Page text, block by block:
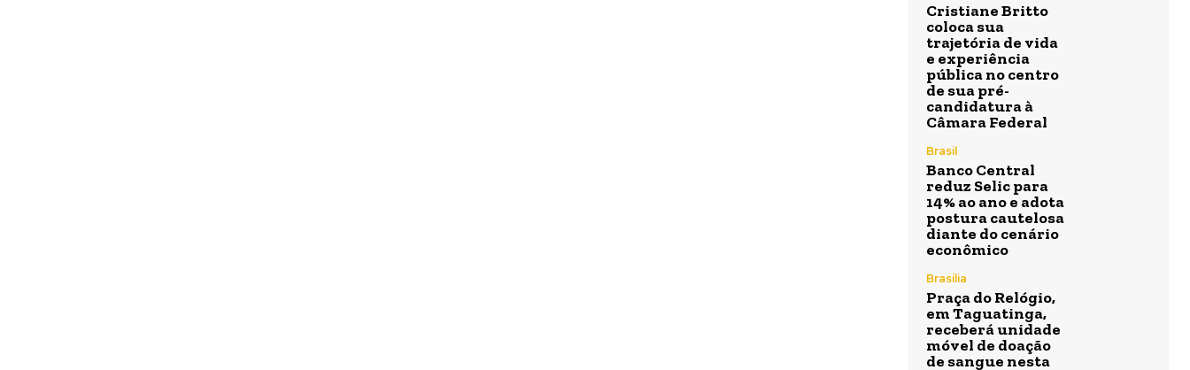
Cristiane Britto
coloca sua
trajetória de vida
e experiência
pública no centro
de sua pré-
candidatura à
Câmara Federal
Brasil
Banco Central
reduz Selic para
14% ao ano e adota
postura cautelosa
diante do cenário
econômico
Brasília
Praça do Relógio,
em Taguatinga,
receberá unidade
móvel de doação
de sangue nesta